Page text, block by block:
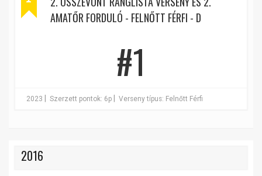
AMATŐR FORDULÓ - FELNŐTT FÉRFI - D
#1
2023 Szerzett pontok: 6p Verseny típus: Felnőtt Férfi
2016